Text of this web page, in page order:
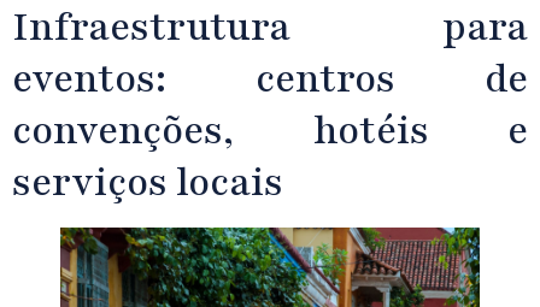
Infraestrutura para
eventos: centros de
convenções, hotéis e
serviços locais